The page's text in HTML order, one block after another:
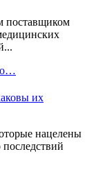
поставщиком
нацелены